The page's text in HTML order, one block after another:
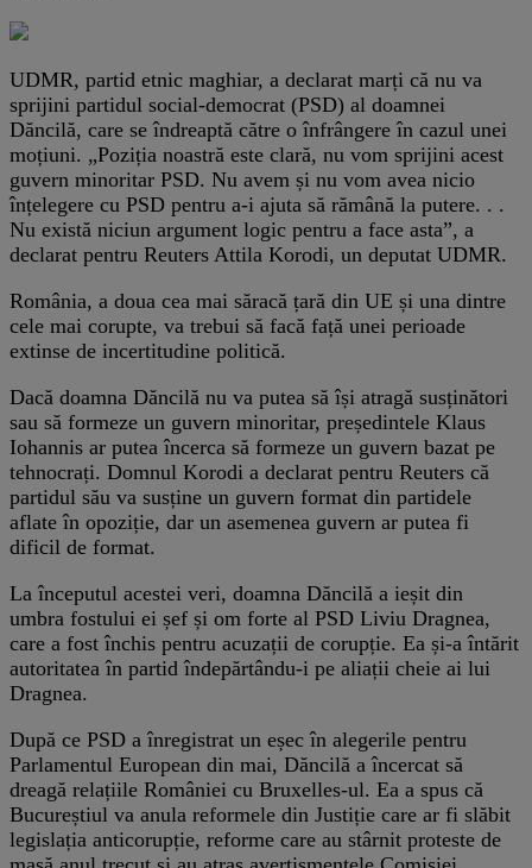
UDMR, partid etnic maghiar, a declarat marți că nu va
sprijini partidul social-democrat (PSD) al doamnei
Dăncilă, care se îndreaptă către o înfrângere în cazul unei
moțiuni. „Poziția noastră este clară, nu vom sprijini acest
guvern minoritar PSD. Nu avem și nu vom avea nicio
înțelegere cu PSD pentru a-i ajuta să rămână la putere. . .
Nu există niciun argument logic pentru a face asta”, a
declarat pentru Reuters Attila Korodi, un deputat UDMR.
România, a doua cea mai săracă țară din UE și una dintre
cele mai corupte, va trebui să facă față unei perioade
extinse de incertitudine politică.
Dacă doamna Dăncilă nu va putea să își atragă susținători
sau să formeze un guvern minoritar, președintele Klaus
Iohannis ar putea încerca să formeze un guvern bazat pe
tehnocrați. Domnul Korodi a declarat pentru Reuters că
partidul său va susține un guvern format din partidele
aflate în opoziție, dar un asemenea guvern ar putea fi
dificil de format.
La începutul acestei veri, doamna Dăncilă a ieșit din
umbra fostului ei șef și om forte al PSD Liviu Dragnea,
care a fost închis pentru acuzații de corupție. Ea și-a întărit
autoritatea în partid îndepărtându-i pe aliații cheie ai lui
Dragnea.
După ce PSD a înregistrat un eșec în alegerile pentru
Parlamentul European din mai, Dăncilă a încercat să
dreagă relațiile României cu Bruxelles-ul. Ea a spus că
Bucureștiul va anula reformele din Justiție care ar fi slăbit
legislația anticorupție, reforme care au stârnit proteste de